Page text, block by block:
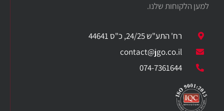
למען הלקוחות שלנו.
רח' התע"ש 24/25, כ"ס 44641
​contact@jgo.co.il
074-7361644